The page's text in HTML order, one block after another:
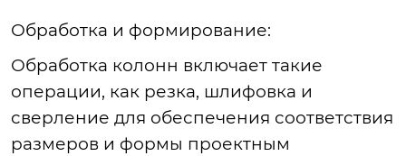
Обработка и формирование:
Обработка колонн включает такие
операции, как резка, шлифовка и
сверление для обеспечения соответствия
размеров и формы проектным